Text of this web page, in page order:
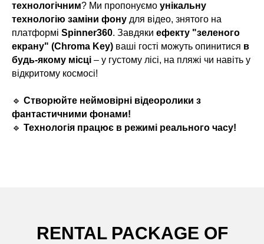
технологічним? Ми пропонуємо унікальну
технологію заміни фону для відео, знятого на
платформі Spinner360. Завдяки ефекту "зеленого
екрану" (Chroma Key) ваші гості можуть опинитися в
будь-якому місці – у густому лісі, на пляжі чи навіть у
відкритому космосі!
🔹 Створюйте неймовірні відеоролики з
фантастичними фонами!
🔹 Технологія працює в режимі реального часу!
RENTAL PACKAGE OF